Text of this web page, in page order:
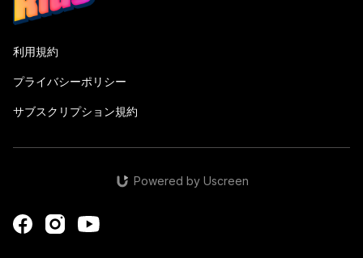
利用規約
プライバシーポリシー
サブスクリプション規約
Powered by Uscreen